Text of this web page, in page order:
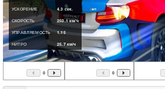
УСКОРЕНИЕ 4.3 сек.
СКОРОСТЬ
250.1км/ч
УПРАВЛЯЕМОСТЬ
1.15
НИТРО
25.7км/ч
0 0